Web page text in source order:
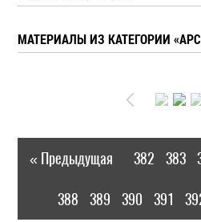
МАТЕРИАЛЫ ИЗ КАТЕГОРИИ
« Предыдущая 382 383
388 389 390 391